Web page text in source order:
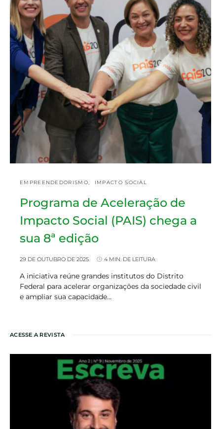
EMPREENDEDORISMO IMPACTO SOCIAL
Programa de Aceleração de
Impacto Social (PAIS) chega a
sua 8ª edição
29 DE OUTUBRO DE 2025 4 MIN. DE LEITURA
A iniciativa reúne grandes institutos do Distrito
Federal para acelerar organizações da sociedade civil
e ampliar sua capacidade…
ACESSE A REVISTA